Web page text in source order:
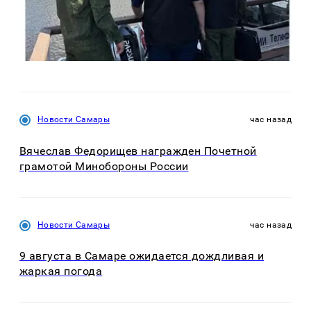
Новости Самары час назад
Вячеслав Федорищев награжден Почетной
грамотой Минобороны России
Новости Самары час назад
9 августа в Самаре ожидается дождливая и
жаркая погода